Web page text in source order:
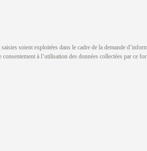
soient exploitées dans le cadre de la demande
à l’utilisation des données collectées par ce